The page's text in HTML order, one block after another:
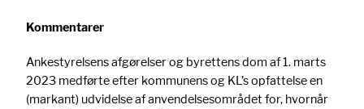
Kommentarer
Ankestyrelsens afgørelser og byrettens dom af 1. marts
2023 medførte efter kommunens og KL’s opfattelse en
(markant) udvidelse af anvendelsesområdet for, hvornår